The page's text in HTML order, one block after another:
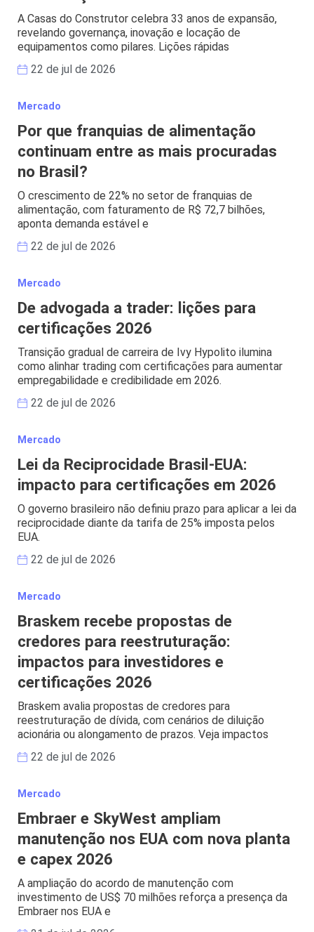
A Casas do Construtor celebra 33 anos de expansão,
revelando governança, inovação e locação de
equipamentos como pilares. Lições rápidas
22 de jul de 2026
Mercado
Por que franquias de alimentação
continuam entre as mais procuradas
no Brasil?
O crescimento de 22% no setor de franquias de
alimentação, com faturamento de R$ 72,7 bilhões,
aponta demanda estável e
22 de jul de 2026
Mercado
De advogada a trader: lições para
certificações 2026
Transição gradual de carreira de Ivy Hypolito ilumina
como alinhar trading com certificações para aumentar
empregabilidade e credibilidade em 2026.
22 de jul de 2026
Mercado
Lei da Reciprocidade Brasil-EUA:
impacto para certificações em 2026
O governo brasileiro não definiu prazo para aplicar a lei da
reciprocidade diante da tarifa de 25% imposta pelos
EUA.
22 de jul de 2026
Mercado
Braskem recebe propostas de
credores para reestruturação:
impactos para investidores e
certificações 2026
Braskem avalia propostas de credores para
reestruturação de dívida, com cenários de diluição
acionária ou alongamento de prazos. Veja impactos
22 de jul de 2026
Mercado
Embraer e SkyWest ampliam
manutenção nos EUA com nova planta
e capex 2026
A ampliação do acordo de manutenção com
investimento de US$ 70 milhões reforça a presença da
Embraer nos EUA e